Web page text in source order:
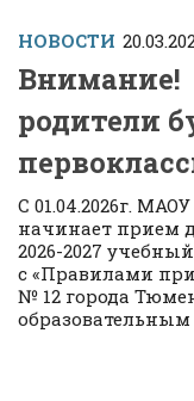
НОВОСТИ
родители
С 01.04.2026г.
начинает прием
2026-2027
с «Правилами
№ 12 города